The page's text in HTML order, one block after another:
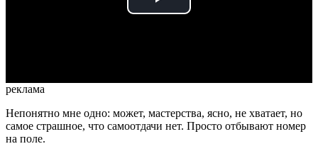
Play
реклама
Непонятно мне одно: может, мастерства, ясно, не хватает, но
самое страшное, что самоотдачи нет. Просто отбывают номер
на поле.